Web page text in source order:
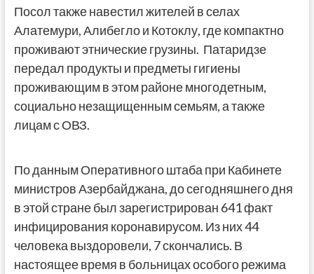
Посол также навестил жителей в селах
Алатемури, Алибегло и Котоклу, где компактно
проживают этнические грузины. Патаридзе
передал продукты и предметы гигиены
проживающим в этом районе многодетным,
социально незащищенным семьям, а также
лицам с ОВЗ.
По данным Оперативного штаба при Кабинете
министров Азербайджана, до сегодняшнего дня
в этой стране был зарегистрирован 641 факт
инфицирования коронавирусом. Из них 44
человека выздоровели, 7 скончались. В
настоящее время в больницах особого режима